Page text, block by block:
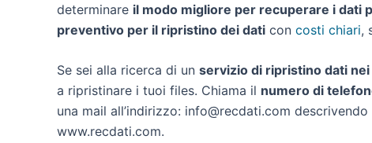
determinare il modo migliore per recuperare i dati
preventivo per il ripristino dei dati con costi chiari,
Se sei alla ricerca di un servizio di ripristino dati
a ripristinare i tuoi files. Chiama il numero di
una mail all’indirizzo: info@recdati.com
www.recdati.com.